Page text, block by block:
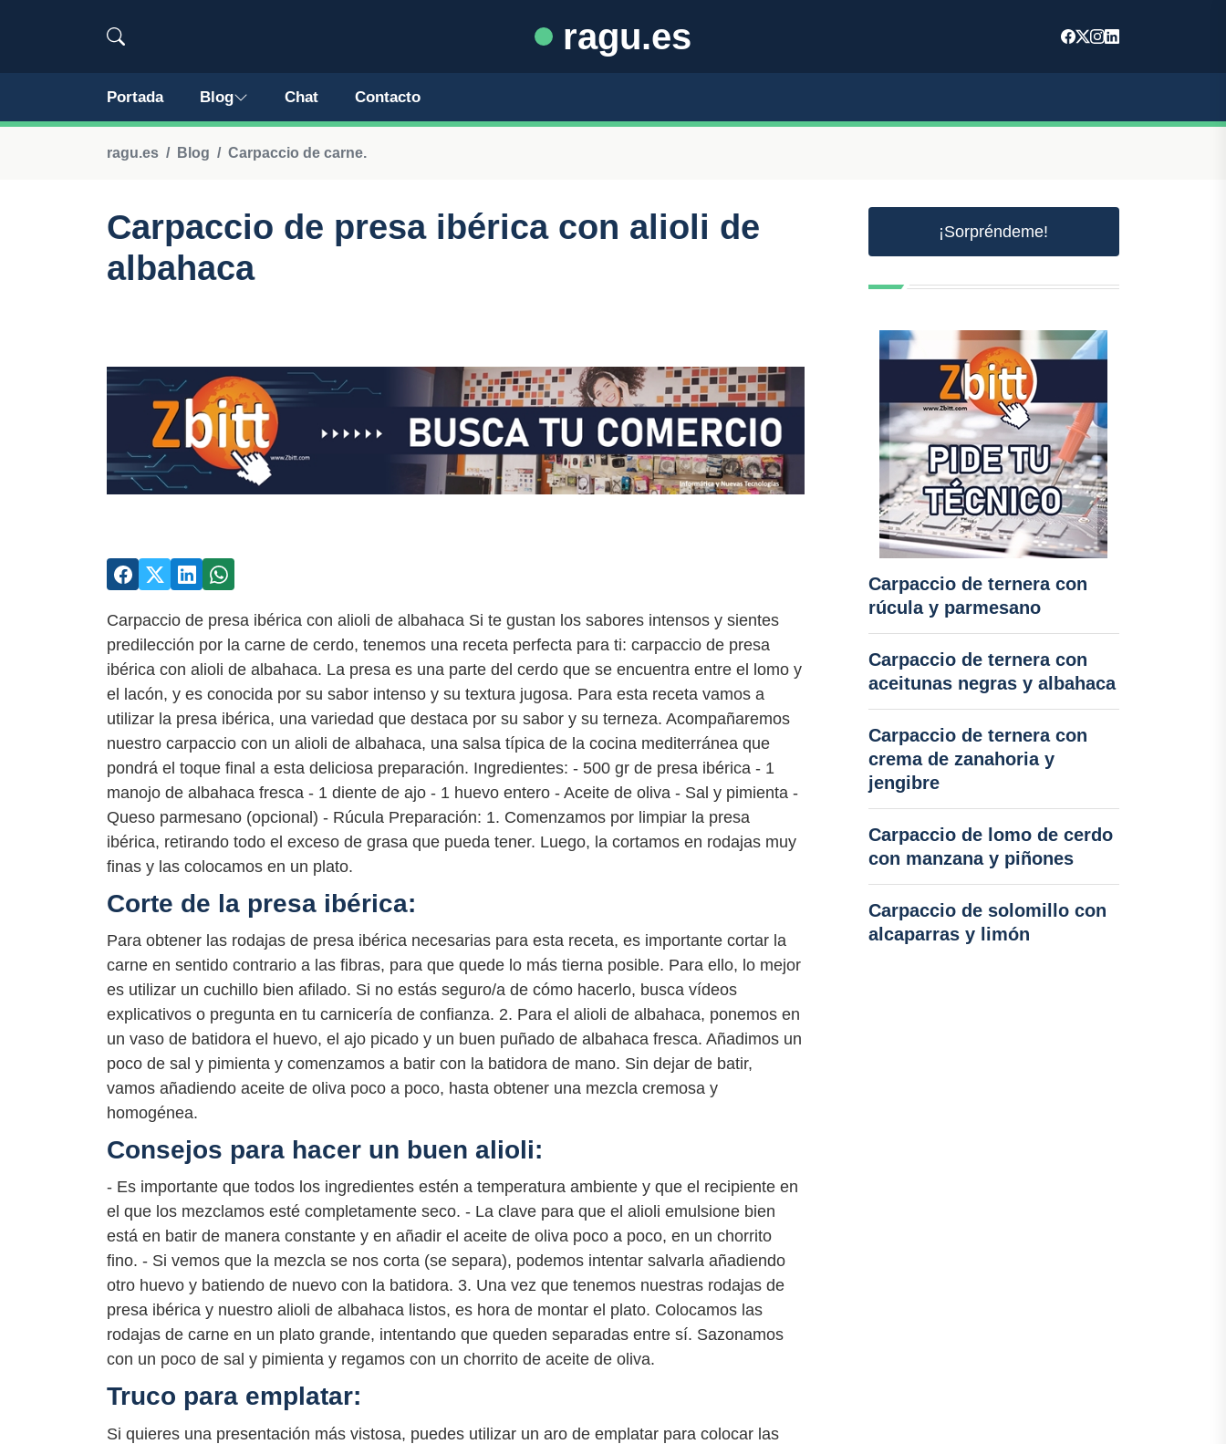
ragu.es
Portada Blog Chat Contacto
ragu.es Blog Carpaccio de carne.
Carpaccio de presa ibérica con alioli de
albahaca
Carpaccio de presa ibérica con alioli de albahaca Si te gustan los sabores intensos y sientes
predilección por la carne de cerdo, tenemos una receta perfecta para ti: carpaccio de presa
ibérica con alioli de albahaca. La presa es una parte del cerdo que se encuentra entre el lomo y
el lacón, y es conocida por su sabor intenso y su textura jugosa. Para esta receta vamos a
utilizar la presa ibérica, una variedad que destaca por su sabor y su terneza. Acompañaremos
nuestro carpaccio con un alioli de albahaca, una salsa típica de la cocina mediterránea que
pondrá el toque final a esta deliciosa preparación. Ingredientes: - 500 gr de presa ibérica - 1
manojo de albahaca fresca - 1 diente de ajo - 1 huevo entero - Aceite de oliva - Sal y pimienta -
Queso parmesano (opcional) - Rúcula Preparación: 1. Comenzamos por limpiar la presa
ibérica, retirando todo el exceso de grasa que pueda tener. Luego, la cortamos en rodajas muy
finas y las colocamos en un plato.
Corte de la presa ibérica:
Para obtener las rodajas de presa ibérica necesarias para esta receta, es importante cortar la
carne en sentido contrario a las fibras, para que quede lo más tierna posible. Para ello, lo mejor
es utilizar un cuchillo bien afilado. Si no estás seguro/a de cómo hacerlo, busca vídeos
explicativos o pregunta en tu carnicería de confianza. 2. Para el alioli de albahaca, ponemos en
un vaso de batidora el huevo, el ajo picado y un buen puñado de albahaca fresca. Añadimos un
poco de sal y pimienta y comenzamos a batir con la batidora de mano. Sin dejar de batir,
vamos añadiendo aceite de oliva poco a poco, hasta obtener una mezcla cremosa y
homogénea.
Consejos para hacer un buen alioli:
- Es importante que todos los ingredientes estén a temperatura ambiente y que el recipiente en
el que los mezclamos esté completamente seco. - La clave para que el alioli emulsione bien
está en batir de manera constante y en añadir el aceite de oliva poco a poco, en un chorrito
fino. - Si vemos que la mezcla se nos corta (se separa), podemos intentar salvarla añadiendo
otro huevo y batiendo de nuevo con la batidora. 3. Una vez que tenemos nuestras rodajas de
presa ibérica y nuestro alioli de albahaca listos, es hora de montar el plato. Colocamos las
rodajas de carne en un plato grande, intentando que queden separadas entre sí. Sazonamos
con un poco de sal y pimienta y regamos con un chorrito de aceite de oliva.
Truco para emplatar:
Si quieres una presentación más vistosa, puedes utilizar un aro de emplatar para colocar las
¡Sorpréndeme!
Carpaccio de ternera con
rúcula y parmesano
Carpaccio de ternera con
aceitunas negras y albahaca
Carpaccio de ternera con
crema de zanahoria y
jengibre
Carpaccio de lomo de cerdo
con manzana y piñones
Carpaccio de solomillo con
alcaparras y limón